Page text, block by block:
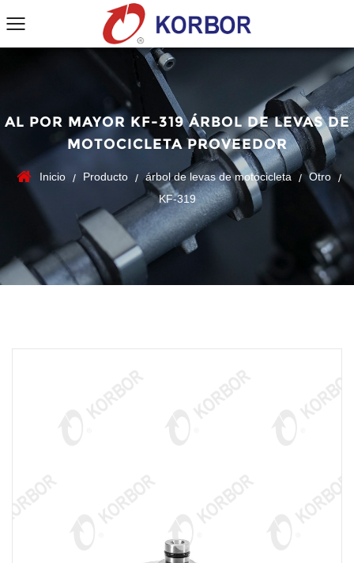
AL POR MAYOR KF-319 ÁRBOL DE LEVAS DE
MOTOCICLETA PROVEEDOR
Inicio / Producto / árbol de levas de motocicleta / Otro /
KF-319